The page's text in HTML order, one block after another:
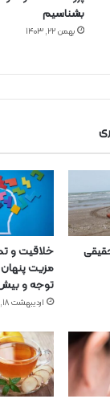
بشناسیم
بهمن ۲۲, ۱۴۰۳
خلاقیت و
مزیت
توجه و
اردیبهشت ۱۸, ۱۴۰۵